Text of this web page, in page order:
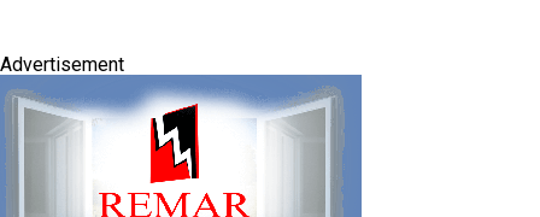
Advertisement